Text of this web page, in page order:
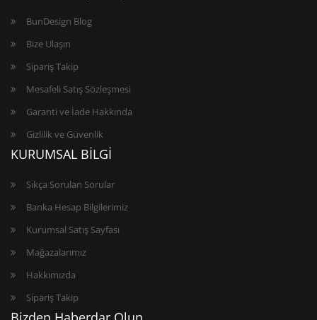
BunDesign Blog
Bize Ulaşın
Sipariş Takip
Mesafeli Satış Sözleşmesi
Garanti ve İade Hakkında
Gizlilik ve Güvenlik
KURUMSAL BİLGİ
Sıkça Sorulan Sorular
Banka Hesap Bilgilerimiz
Kurumsal Satış Sayfası
Mağazalarımız
Hakkımızda
Sipariş Takip